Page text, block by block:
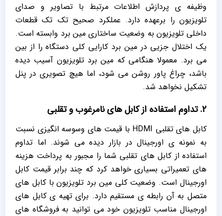
وظیفه ی پردازش اطلاعات مرتبط با تصاویر و صدای
تلویزیون را برعهده دارد. عملکرد صحیح تک تک قطعات
داخلی تلویزیون به وضعیت ساختاری مین برد وابسته است.
یک اختلال جزیی در مین برد کارایی کلی دستگاه را از بین
می برد. معمولا هنگامی که مین برد تلویزیون آسیب دیده
باشد، چراغ پاور روشن می شود، اما هیچ تصویری در پنل
تشکیل نخواهد شد.
2. تداوم استفاده از کابل های نامرغوب و تقلبی
کابل های تقلبی HDMI با قیمت های وسوسه انگیزی نسبت
به نمونه ی اورجینال در بازار دیده می شوند. اما تداوم
استفاده از کابل های تقلبی شما را مجبور به پرداخت هزینه
های تعمیراتی بسیاری خواهد کرد که چند برابر قیمت کابل
اورجینال است. وضعیت کلی مین برد تلویزیون با کابل های
متصل به آن رابطه ی مستقیم دارد. برای تهیه ی کابل های
اورجینال مناسب تلویزیون خود می توانید به فروشگاه های